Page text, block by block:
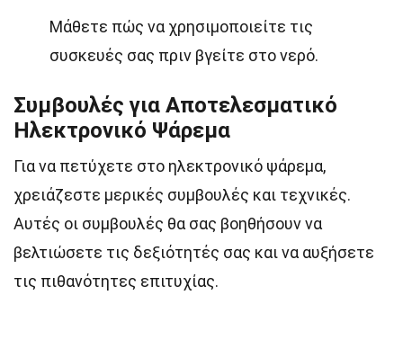
Μάθετε πώς να χρησιμοποιείτε τις
συσκευές σας πριν βγείτε στο νερό.
Συμβουλές για Αποτελεσματικό
Ηλεκτρονικό Ψάρεμα
Για να πετύχετε στο ηλεκτρονικό ψάρεμα,
χρειάζεστε μερικές συμβουλές και τεχνικές.
Αυτές οι συμβουλές θα σας βοηθήσουν να
βελτιώσετε τις δεξιότητές σας και να αυξήσετε
τις πιθανότητες επιτυχίας.